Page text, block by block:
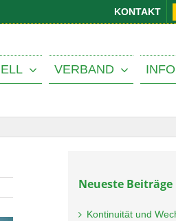
KONTAKT
VERBAND
Neueste Beiträge
Kontinuität und